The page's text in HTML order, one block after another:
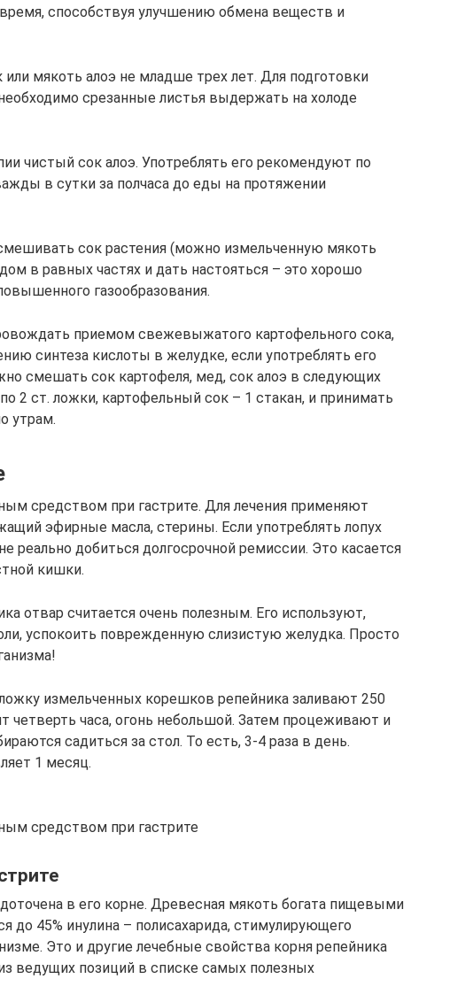
способствуя улучшению обмена веществ и
мякоть алоэ не младше трех лет. Для подготовки
срезанные листья выдержать на холоде
чистый сок алоэ. Употреблять его рекомендуют по
в сутки за полчаса до еды на протяжении
сок растения (можно измельченную мякоть
в равных частях и дать настояться – это хорошо
газообразования.
приемом свежевыжатого картофельного сока,
синтеза кислоты в желудке, если употреблять его
смешать сок картофеля, мед, сок алоэ в следующих
2 ст. ложки, картофельный сок – 1 стакан, и принимать
утрам.
средством при гастрите. Для лечения применяют
эфирные масла, стерины. Если употреблять лопух
реально добиться долгосрочной ремиссии. Это касается
кишки.
отвар считается очень полезным. Его используют,
успокоить поврежденную слизистую желудка. Просто
измельченных корешков репейника заливают 250
четверть часа, огонь небольшой. Затем процеживают и
садиться за стол. То есть, 3-4 раза в день.
1 месяц.
средством при гастрите
в его корне. Древесная мякоть богата пищевыми
до 45% инулина – полисахарида, стимулирующего
Это и другие лечебные свойства корня репейника
ведущих позиций в списке самых полезных